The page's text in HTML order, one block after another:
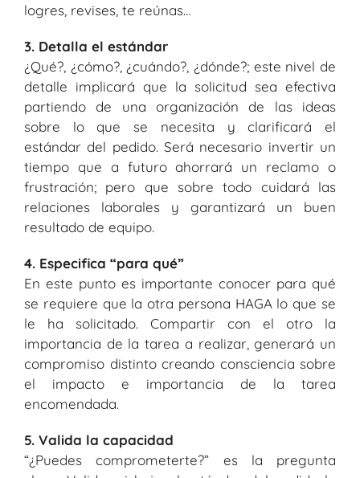
logres, revises, te reúnas…
3. Detalla el estándar
¿Qué?, ¿cómo?, ¿cuándo?, ¿dónde?; este nivel de
detalle implicará que la solicitud sea efectiva
partiendo de una organización de las ideas
sobre lo que se necesita y clarificará el
estándar del pedido. Será necesario invertir un
tiempo que a futuro ahorrará un reclamo o
frustración; pero que sobre todo cuidará las
relaciones laborales y garantizará un buen
resultado de equipo.
4. Especifica “para qué”
En este punto es importante conocer para qué
se requiere que la otra persona HAGA lo que se
le ha solicitado. Compartir con el otro la
importancia de la tarea a realizar, generará un
compromiso distinto creando consciencia sobre
el impacto e importancia de la tarea
encomendada.
5. Valida la capacidad
“¿Puedes comprometerte?” es la pregunta